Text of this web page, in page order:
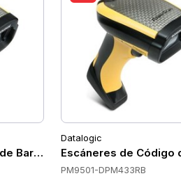
DPM910RBK20
Barras Portátiles Datalogic
Datalogic
Escáneres de Código
PM9501-DPM433RB